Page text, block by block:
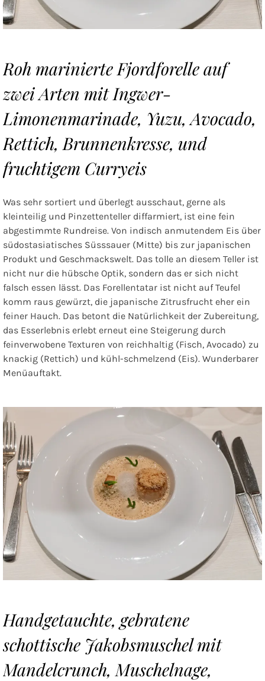
Roh marinierte Fjordforelle auf
zwei Arten mit Ingwer-
Limonenmarinade, Yuzu, Avocado,
Rettich, Brunnenkresse, und
fruchtigem Curryeis
Was sehr sortiert und überlegt ausschaut, gerne als
kleinteilig und Pinzettenteller diffarmiert, ist eine fein
abgestimmte Rundreise. Von indisch anmutendem Eis über
südostasiatisches Süsssauer (Mitte) bis zur japanischen
Produkt und Geschmackswelt. Das tolle an diesem Teller ist
nicht nur die hübsche Optik, sondern das er sich nicht
falsch essen lässt. Das Forellentatar ist nicht auf Teufel
komm raus gewürzt, die japanische Zitrusfrucht eher ein
feiner Hauch. Das betont die Natürlichkeit der Zubereitung,
das Esserlebnis erlebt erneut eine Steigerung durch
feinverwobene Texturen von reichhaltig (Fisch, Avocado) zu
knackig (Rettich) und kühl-schmelzend (Eis). Wunderbarer
Menüauftakt.
Handgetauchte, gebratene
schottische Jakobsmuschel mit
Mandelcrunch, Muschelnage,